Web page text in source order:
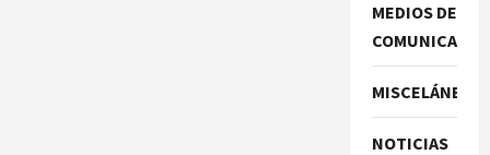
MEDIOS DE
MISCELÁNEA
NOTICIAS